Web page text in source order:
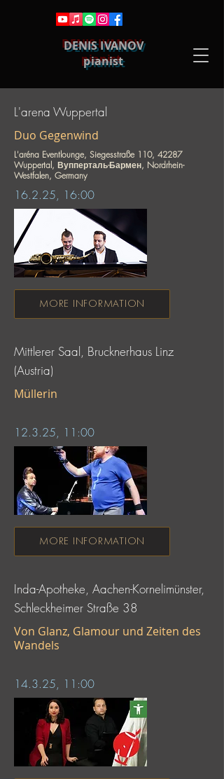
DENIS IVANOV
pianist
CONCERTS
L'arena Wuppertal
Duo Gegenwind
L'aréna Eventlounge, Siegesstraße 110, 42287
Wuppertal, Вупперталь-Бармен, Nordrhein-
Westfalen, Germany
16.2.25, 16:00
MORE INFORMATION
Mittlerer Saal, Brucknerhaus Linz
(Austria)
Müllerin
12.3.25, 11:00
MORE INFORMATION
Inda-Apotheke, Aachen-Kornelimünster,
Schleckheimer Straße 38
Von Glanz, Glamour und Zeiten des
Wandels
14.3.25, 11:00